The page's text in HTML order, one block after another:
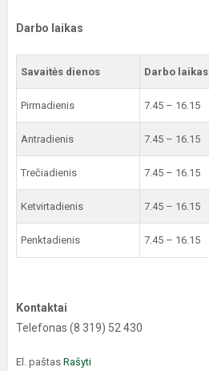
Darbo laikas
Savaitės dienos Darbo laikas
Pirmadienis 7.45 – 16.15
Antradienis 7.45 – 16.15
Trečiadienis 7.45 – 16.15
Ketvirtadienis 7.45 – 16.15
Penktadienis 7.45 – 16.15
Kontaktai
Telefonas (8 319) 52 430
El. paštas Rašyti